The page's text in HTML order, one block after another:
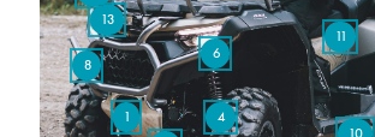
1 4
6
8
10
11
13